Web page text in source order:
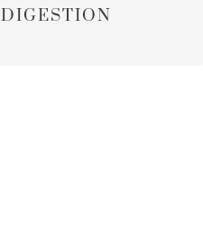
DIGESTION